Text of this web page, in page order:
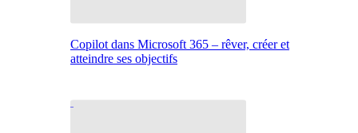
Copilot dans Microsoft 365 – rêver, créer et
atteindre ses objectifs